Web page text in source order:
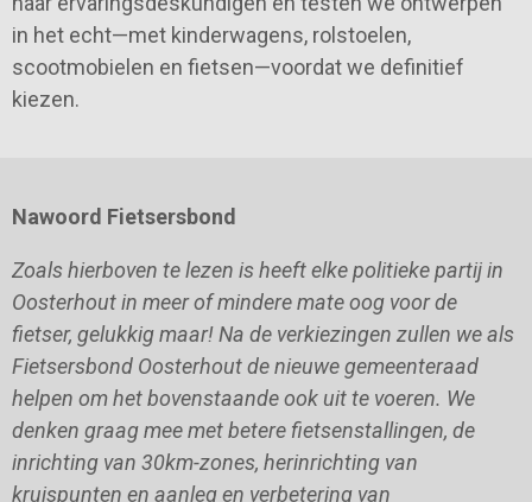
in het echt—met kinderwagens, rolstoelen,
scootmobielen en fietsen—voordat we definitief
kiezen.
Nawoord Fietsersbond
Zoals hierboven te lezen is heeft elke politieke partij in
Oosterhout in meer of mindere mate oog voor de
fietser, gelukkig maar! Na de verkiezingen zullen we als
Fietsersbond Oosterhout de nieuwe gemeenteraad
helpen om het bovenstaande ook uit te voeren. We
denken graag mee met betere fietsenstallingen, de
inrichting van 30km-zones, herinrichting van
kruispunten en aanleg en verbetering van